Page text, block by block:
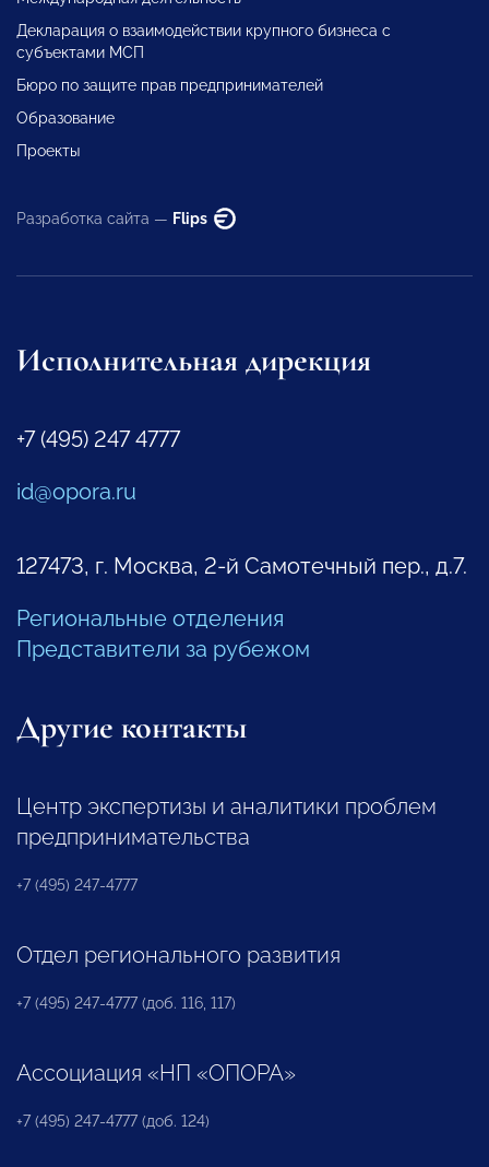
Декларация о взаимодействии крупного бизнеса с
субъектами МСП
Бюро по защите прав предпринимателей
Образование
Проекты
Разработка сайта — Flips
Исполнительная дирекция
+7 (495) 247 4777
id@opora.ru
127473, г. Москва, 2-й Самотечный пер., д.7.
Региональные отделения
Представители за рубежом
Другие контакты
Центр экспертизы и аналитики проблем
предпринимательства
+7 (495) 247-4777
Отдел регионального развития
+7 (495) 247-4777 (доб. 116, 117)
Ассоциация «НП «ОПОРА»
+7 (495) 247-4777 (доб. 124)